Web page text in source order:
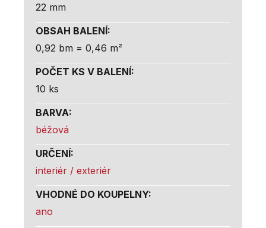
22 mm
OBSAH BALENÍ:
0,92 bm = 0,46 m²
POČET KS V BALENÍ:
10 ks
BARVA:
béžová
URČENÍ:
interiér / exteriér
VHODNÉ DO KOUPELNY:
ano